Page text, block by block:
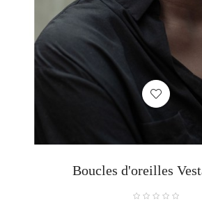
Boucles d'oreilles